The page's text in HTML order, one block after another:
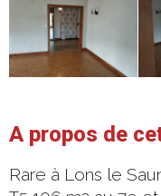
A propos de
Rare à Lons le